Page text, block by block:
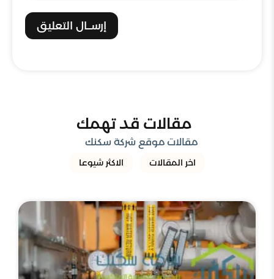
إرســال التعليق
مقالات قد تهمك
مقالات موقع شركة سكنك
اخر المقالات الاكثر شيوعا